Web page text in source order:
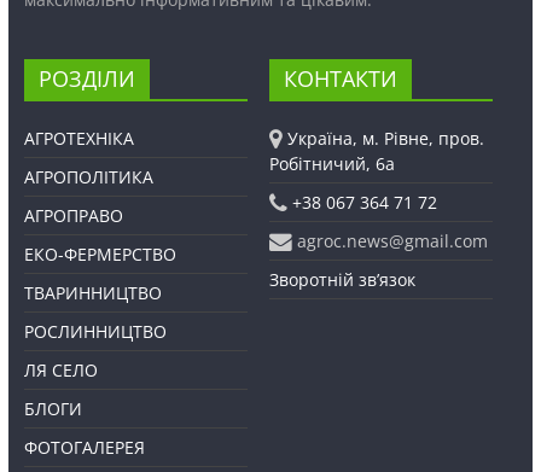
РОЗДІЛИ
АГРОТЕХНІКА
АГРОПОЛІТИКА
АГРОПРАВО
ЕКО-ФЕРМЕРСТВО
ТВАРИННИЦТВО
РОСЛИННИЦТВО
ЛЯ СЕЛО
БЛОГИ
ФОТОГАЛЕРЕЯ
КОНТАКТИ
Україна, м. Рівне, пров.
Робітничий, 6а
+38 067 364 71 72
agroc.news@gmail.com
Зворотній зв’язок